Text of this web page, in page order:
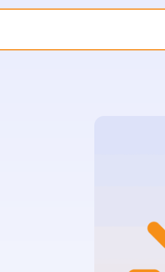
sostenuti